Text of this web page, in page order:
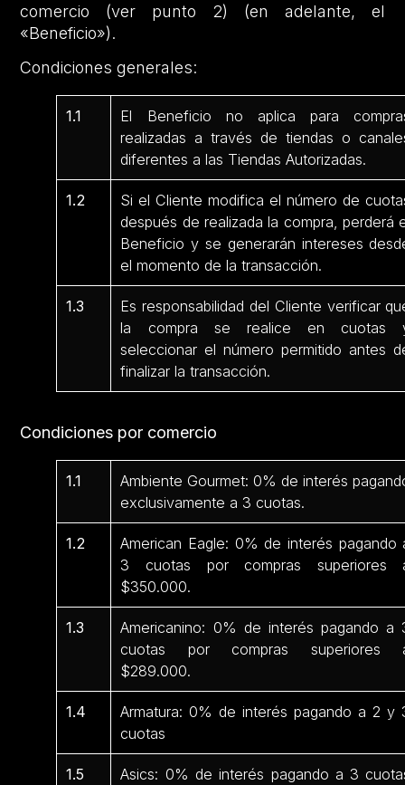
comercio (ver punto 2) (en adelante, el
«Beneficio»).
Condiciones generales:
1.1
El Beneficio no aplica para
realizadas a través de tiendas o
diferentes a las Tiendas Autorizadas.
1.2
Si el Cliente modifica el número de
después de realizada la compra, perderá
Beneficio y se generarán intereses
el momento de la transacción.
1.3
Es responsabilidad del Cliente verificar
la compra se realice en cuotas
seleccionar el número permitido antes
finalizar la transacción.
Condiciones por comercio
1.1
Ambiente Gourmet: 0% de interés
exclusivamente a 3 cuotas.
1.2
American Eagle: 0% de interés pagando
3 cuotas por compras superiores
$350.000.
1.3
Americanino: 0% de interés pagando a
cuotas por compras superiores
$289.000.
1.4
Armatura: 0% de interés pagando a 2 y
cuotas
1.5
Asics: 0% de interés pagando a 3